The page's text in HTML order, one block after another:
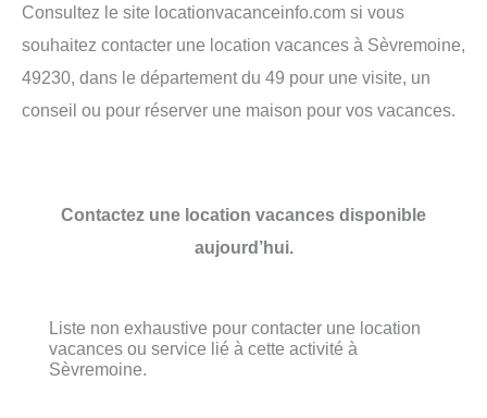
Consultez le site locationvacanceinfo.com si vous
souhaitez contacter une location vacances à Sèvremoine,
49230, dans le département du 49 pour une visite, un
conseil ou pour réserver une maison pour vos vacances.
Contactez une location vacances disponible
aujourd’hui.
Liste non exhaustive pour contacter une location
vacances ou service lié à cette activité à
Sèvremoine.